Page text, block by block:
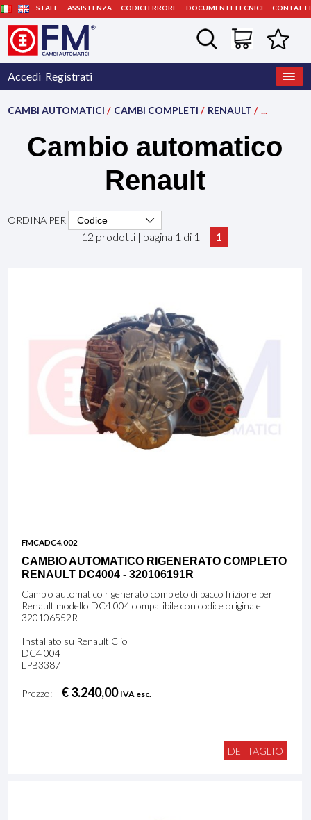
STAFF ASSISTENZA CODICI ERRORE DOCUMENTI TECNICI CONTATTI
Accedi Registrati
CAMBI AUTOMATICI / CAMBI COMPLETI / RENAULT / ...
Cambio automatico
Renault
ORDINA PER
12 prodotti | pagina 1 di 1 1
FMCADC4.002
CAMBIO AUTOMATICO RIGENERATO COMPLETO
RENAULT DC4004 - 320106191R
Cambio automatico rigenerato completo di pacco frizione per
Renault modello DC4.004 compatibile con codice originale
320106552R
Installato su Renault Clio
DC4 004
LPB3387
Prezzo: € 3.240,00 IVA esc.
DETTAGLIO